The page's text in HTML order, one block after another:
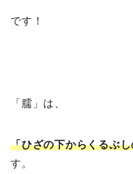
です！
「臑」は、
「ひざの下からくるぶ
す。